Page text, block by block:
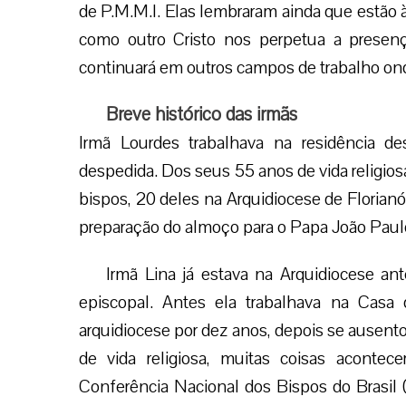
de P.M.M.I. Elas lembraram ainda que
como outro Cristo nos perpetua a
continuará em outros campos de trabalho
Breve histórico das irmãs
Irmã Lourdes trabalhava na residência
despedida. Dos seus 55 anos de vida
bispos, 20 deles na Arquidiocese de
preparação do almoço para o Papa João
Irmã Lina já estava na Arquidiocese
episcopal. Antes ela trabalhava na
arquidiocese por dez anos, depois se
de vida religiosa, muitas coisas
Conferência Nacional dos Bispos do